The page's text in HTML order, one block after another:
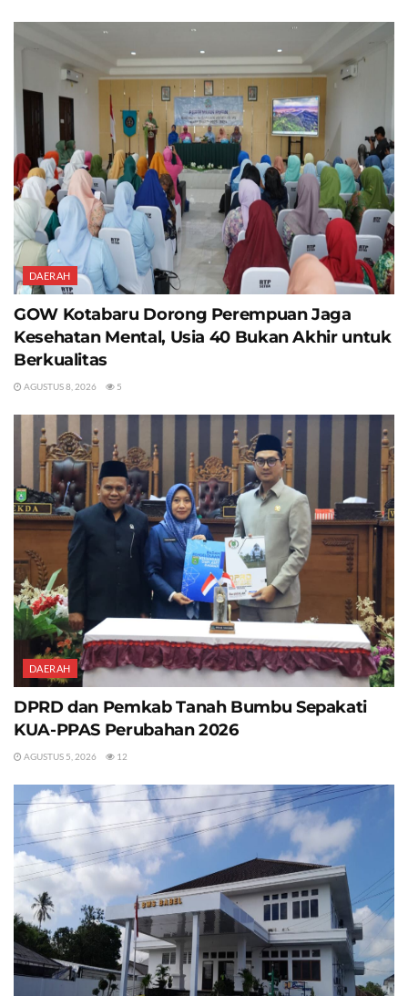
DAERAH
GOW Kotabaru Dorong Perempuan Jaga
Kesehatan Mental, Usia 40 Bukan Akhir untuk
Berkualitas
AGUSTUS 8, 2026 5
DAERAH
DPRD dan Pemkab Tanah Bumbu Sepakati
KUA-PPAS Perubahan 2026
AGUSTUS 5, 2026 12